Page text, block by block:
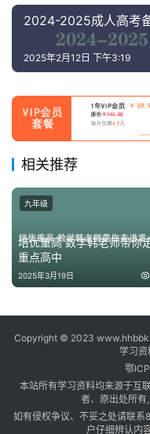
启2024-2025成人高考
2025年2月12日 下午3:19
相关推荐
培优重高 数学韩老师带你
重点高中
2025年3月19日
九年级
Copyright © 2023
学习资
鄂
本站所有学习资料均来源于互
者、原出处所有
如有侵权争议、不妥之处请联系
户仔细辨认内